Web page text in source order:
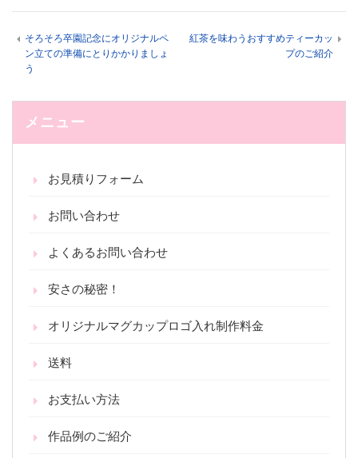
そろそろ卒園記念にオリジナルペ
ン立ての準備にとりかかりましょ
う
紅茶を味わうおすすめティーカッ
プのご紹介
メニュー
お見積りフォーム
お問い合わせ
よくあるお問い合わせ
安さの秘密！
オリジナルマグカップロゴ入れ制作料金
送料
お支払い方法
作品例のご紹介